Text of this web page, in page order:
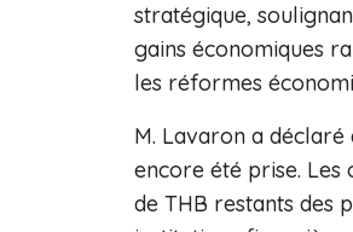
stratégique,
gains économiques
les réformes
M. Lavaron a
encore été prise.
de THB restants des